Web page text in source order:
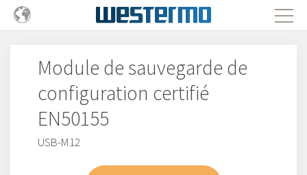
Module de sauvegarde de
configuration certifié
EN50155
USB-M12